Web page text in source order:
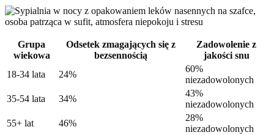
Grupa
wiekowa
Odsetek zmagających się z
bezsennością
Zadowolenie z
jakości snu
18-34 lata
24%
60%
niezadowolonych
35-54 lata
34%
43%
niezadowolonych
55+ lat
46%
28%
niezadowolonych